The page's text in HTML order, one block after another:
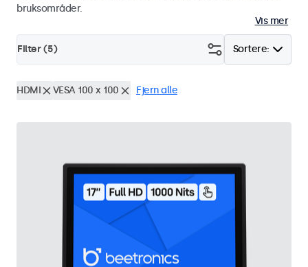
bruksområder.
Vis mer
Sortere:
Filter (5)
HDMI VESA 100 x 100 Fjern alle